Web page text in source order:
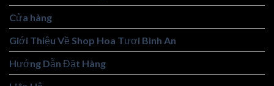
Cửa hàng
Giới Thiệu Về Shop Hoa Tươi Bình An
Hướng Dẫn Đặt Hàng